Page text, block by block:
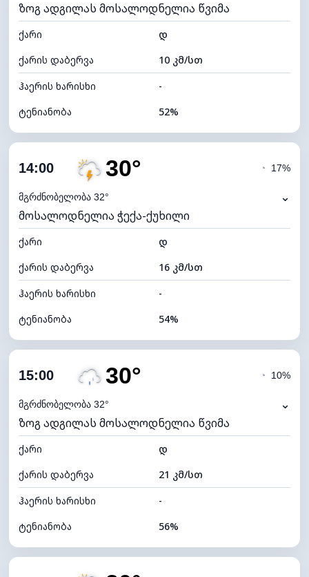
ხილვადობა
10 კმ
განათების ინდექსი 4 (მკრთალი)
ღრუბლის სიმაღლე 5760 მ
ზოგ ადგილას მოსალოდნელია წვიმა
ქარი
დ
ქარის დაბერვა
10 კმ/სთ
ჰაერის ხარისხი
-
ტენიანობა
52%
ღრუბლიანობა
ნამის წერტილი
ხილვადობა
10 კმ
განათების ინდექსი 4 (მკრთალი)
ღრუბლის სიმაღლე 5840 მ
14:00 30°
მგრძნობელობა 32°
◔ 17%
⌄
მოსალოდნელია ჭექა-ქუხილი
ქარი
დ
ქარის დაბერვა
16 კმ/სთ
ჰაერის ხარისხი
-
ტენიანობა
54%
ღრუბლიანობა
ნამის წერტილი
ხილვადობა
10 კმ
განათების ინდექსი 4 (მკრთალი)
ღრუბლის სიმაღლე 5760 მ
15:00 30°
მგრძნობელობა 32°
◔ 10%
⌄
ზოგ ადგილას მოსალოდნელია წვიმა
ქარი
დ
ქარის დაბერვა
21 კმ/სთ
ჰაერის ხარისხი
-
ტენიანობა
56%